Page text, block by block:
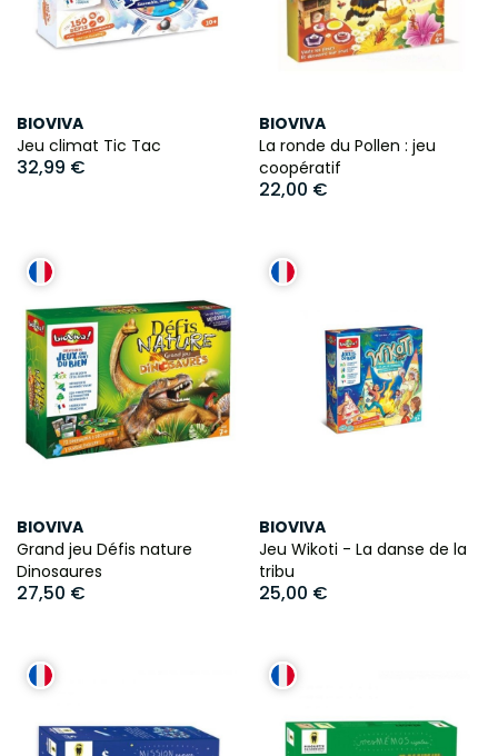
BIOVIVA
Jeu climat Tic Tac
32,99 €
BIOVIVA
La ronde du Pollen : jeu
coopératif
22,00 €
BIOVIVA
Grand jeu Défis nature
Dinosaures
27,50 €
BIOVIVA
Jeu Wikoti - La danse de la
tribu
25,00 €